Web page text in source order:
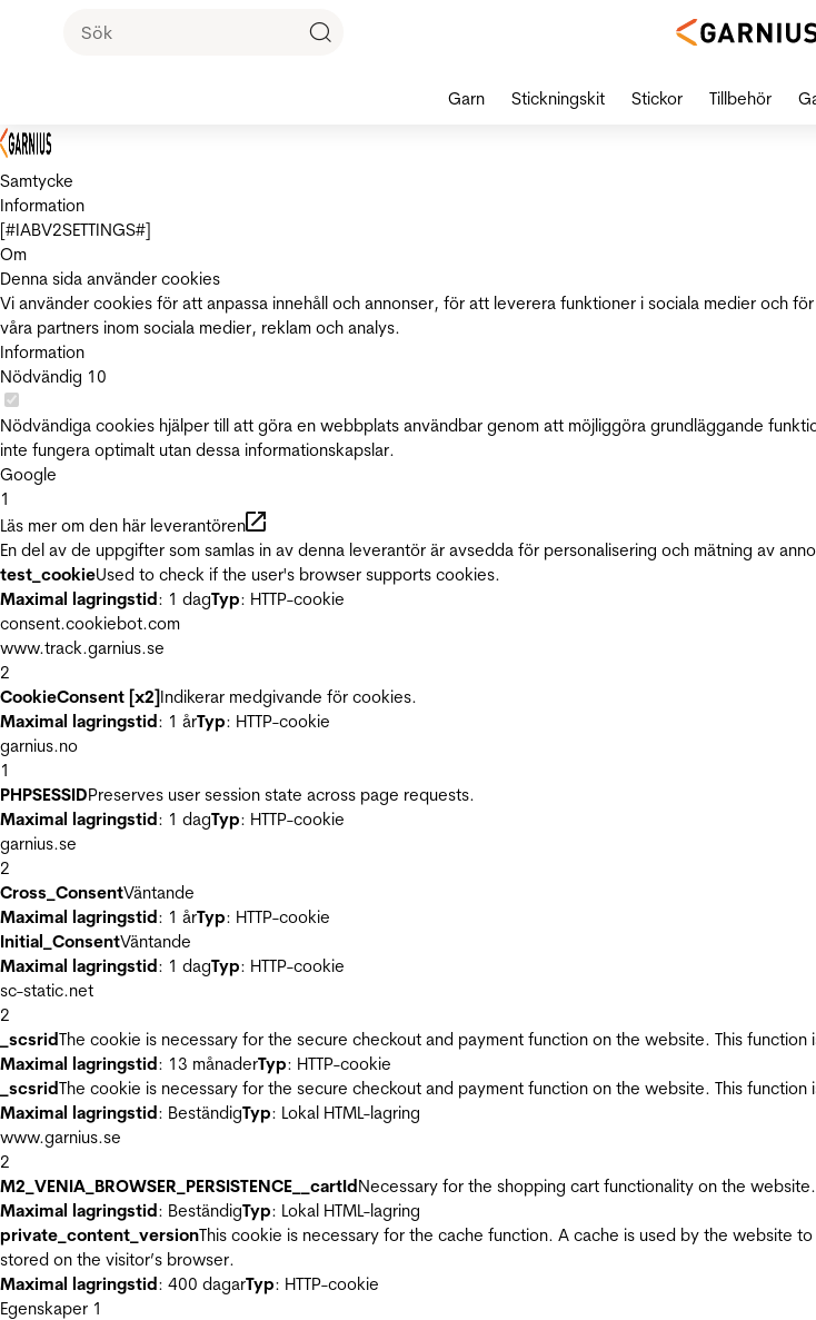
Samtycke
Information
[#IABV2SETTINGS#]
Om
Denna sida använder cookies
Vi använder cookies för att anpassa innehåll och annonser, för att leverera funktioner i sociala medier och
våra partners inom sociala medier, reklam och analys.
Information
Nödvändig 10
Nödvändiga cookies hjälper till att göra en webbplats användbar genom att möjliggöra grundläggande
inte fungera optimalt utan dessa informationskapslar.
Google
1
Läs mer om den här leverantören
En del av de uppgifter som samlas in av denna leverantör är avsedda för personalisering och mätning av
test_cookieUsed to check if the user's browser supports cookies.
Maximal lagringstid: 1 dagTyp: HTTP-cookie
consent.cookiebot.com
www.track.garnius.se
2
CookieConsent [x2]Indikerar medgivande för cookies.
Maximal lagringstid: 1 årTyp: HTTP-cookie
garnius.no
1
PHPSESSIDPreserves user session state across page requests.
Maximal lagringstid: 1 dagTyp: HTTP-cookie
garnius.se
2
Cross_ConsentVäntande
Maximal lagringstid: 1 årTyp: HTTP-cookie
Initial_ConsentVäntande
Maximal lagringstid: 1 dagTyp: HTTP-cookie
sc-static.net
2
_scsridThe cookie is necessary for the secure checkout and payment function on the website. This
Maximal lagringstid: 13 månaderTyp: HTTP-cookie
_scsridThe cookie is necessary for the secure checkout and payment function on the website. This
Maximal lagringstid: BeständigTyp: Lokal HTML-lagring
www.garnius.se
2
M2_VENIA_BROWSER_PERSISTENCE__cartIdNecessary for the shopping cart functionality on the website.
Maximal lagringstid: BeständigTyp: Lokal HTML-lagring
private_content_versionThis cookie is necessary for the cache function. A cache is used by the website
stored on the visitor’s browser.
Maximal lagringstid: 400 dagarTyp: HTTP-cookie
Egenskaper 1
Garn Stickningskit Stickor Tillbehör